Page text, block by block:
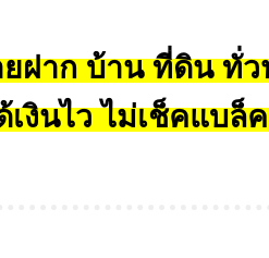
ฝาก บ้าน ที่ดิน ทั่ว
เงินไว ไม่เช็คแบล็